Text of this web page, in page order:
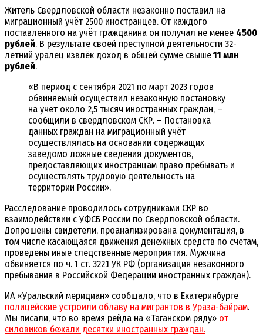
Житель Свердловской области незаконно поставил на
миграционный учёт 2500 иностранцев. От каждого
поставленного на учёт гражданина он получал не менее 4500
рублей. В результате своей преступной деятельности 32-
летний уралец извлёк доход в общей сумме свыше11 млн
рублей.
«В период с сентября 2021 по март 2023 годов
обвиняемый осуществил незаконную постановку
на учёт около 2,5 тысяч иностранных граждан, –
сообщили в свердловском СКР. – Постановка
данных граждан на миграционный учёт
осуществлялась на основании содержащих
заведомо ложные сведения документов,
предоставляющих иностранцам право пребывать и
осуществлять трудовую деятельность на
территории России».
Расследование проводилось сотрудниками СКР во
взаимодействии с УФСБ России по Свердловской области.
Допрошены свидетели, проанализирована документация, в
том числе касающаяся движения денежных средств по счетам,
проведены иные следственные мероприятия. Мужчина
обвиняется по ч. 1 ст. 322.1 УК РФ (организация незаконного
пребывания в Российской Федерации иностранных граждан).
ИА «Уральский меридиан» сообщало, что в Екатеринбурге
полицейские устроили облаву на мигрантов в Ураза-байрам.
Мы писали, что во время рейда на «Таганском ряду» от
силовиков бежали десятки иностранных граждан.